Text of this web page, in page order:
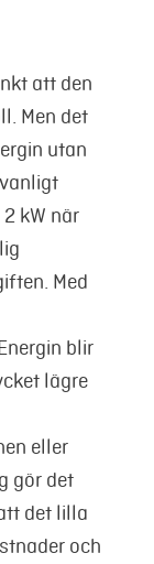
att den
Men det
utan
kW när
Med
blir
lägre
eller
gör det
det lilla
och